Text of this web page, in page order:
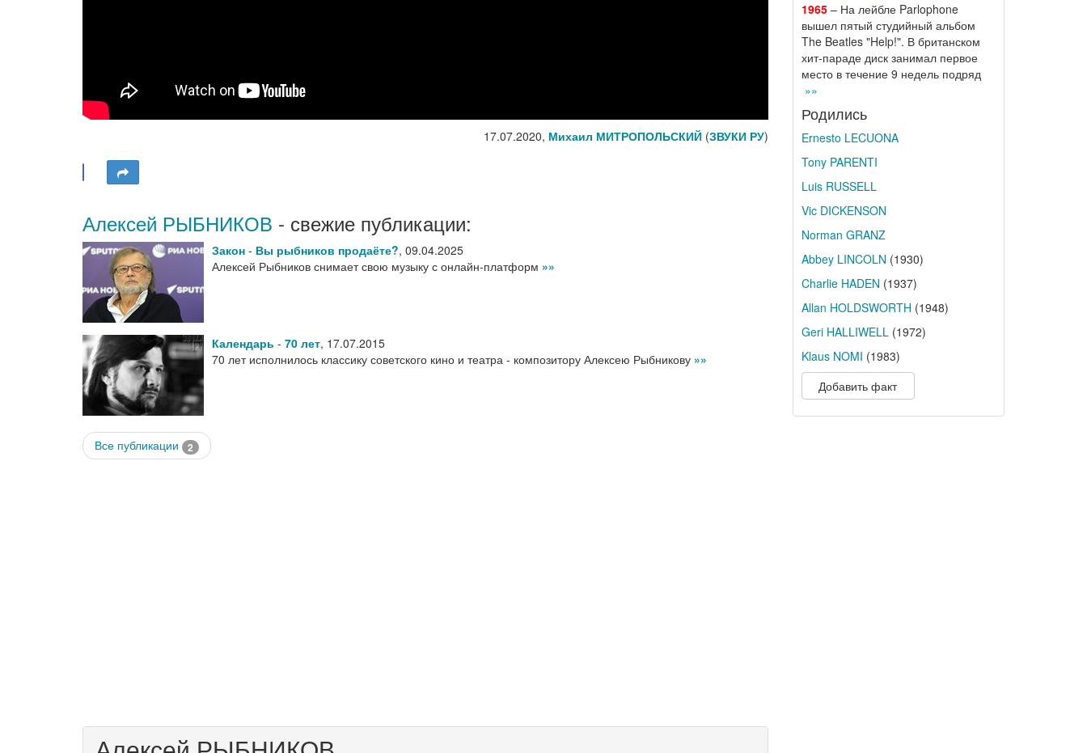
17.07.2020, Михаил МИТРОПОЛЬСКИЙ(ЗВУКИ РУ)
Алексей РЫБНИКОВ - свежие публикации:
Закон - Вы рыбников продаёте?, 09.04.2025
Алексей Рыбников снимает свою музыку с онлайн-платформ »»
Календарь - 70 лет, 17.07.2015
70 лет исполнилось классику советского кино и театра - композитору Алексею Рыбникову »»
Все публикации 2
1965– На лейбле Parlophone
вышел пятый студийный альбом
The Beatles "Help!". В британском
хит-параде диск занимал первое
место в течение 9 недель подряд
»»
Родились
Ernesto LECUONA
Tony PARENTI
Luis RUSSELL
Vic DICKENSON
Norman GRANZ
Abbey LINCOLN (1930)
Charlie HADEN (1937)
Allan HOLDSWORTH (1948)
Geri HALLIWELL(1972)
Klaus NOMI (1983)
Добавить факт